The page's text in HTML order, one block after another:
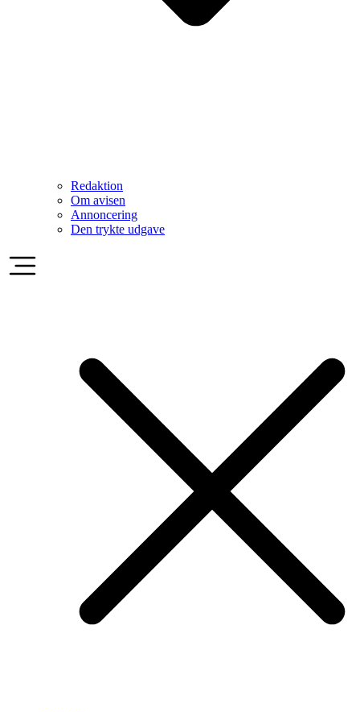
Redaktion
Om avisen
Annoncering
Den trykte udgave